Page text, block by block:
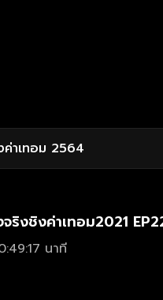
ค่าเทอม 2564
จริงชิงค่าเทอม2021
นาที